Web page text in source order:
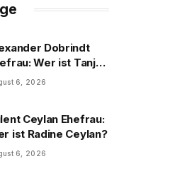
Dobrindt
Wer ist Tanja
6, 2026
Ceylan Ehefrau:
ist Radine Ceylan?
6, 2026